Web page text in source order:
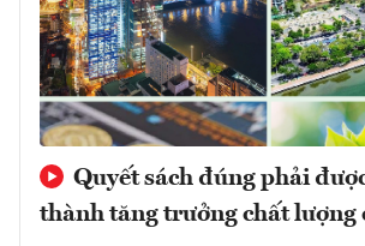
Quyết sách đúng phải
thành tăng trưởng chất lượng